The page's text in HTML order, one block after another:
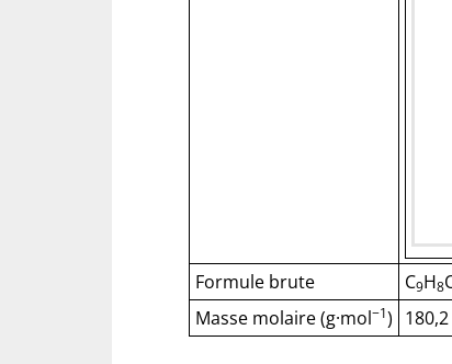
Formule brute C9H8
Masse molaire (g·mol−1) 180,2